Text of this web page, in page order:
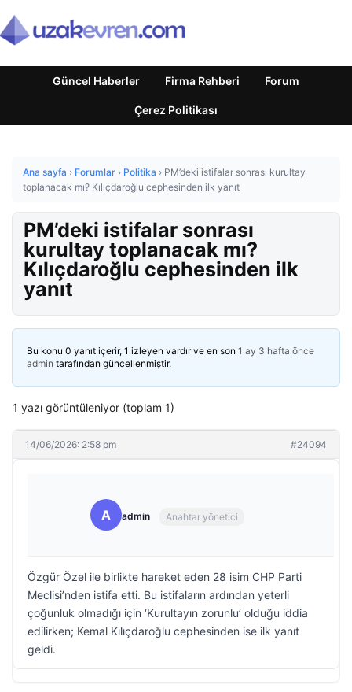
Güncel Haberler Firma Rehberi Forum
Çerez Politikası
Ana sayfa › Forumlar › Politika › PM’deki istifalar sonrası kurultay
toplanacak mı? Kılıçdaroğlu cephesinden ilk yanıt
PM’deki istifalar sonrası
kurultay toplanacak mı?
Kılıçdaroğlu cephesinden ilk
yanıt
Bu konu 0 yanıt içerir, 1 izleyen vardır ve en son 1 ay 3 hafta önce
admin tarafından güncellenmiştir.
1 yazı görüntüleniyor (toplam 1)
14/06/2026: 2:58 pm #24094
A admin Anahtar yönetici
Özgür Özel ile birlikte hareket eden 28 isim CHP Parti
Meclisi’nden istifa etti. Bu istifaların ardından yeterli
çoğunluk olmadığı için ‘Kurultayın zorunlu’ olduğu iddia
edilirken; Kemal Kılıçdaroğlu cephesinden ise ilk yanıt
geldi.